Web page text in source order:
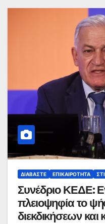
ΔΙΑΒΆΣΤΕ ΕΠΙΚΑΙΡΌΤΗΤΑ
Συνέδριο ΚΕΔΕ:
πλειοψηφία το
διεκδικήσεων και